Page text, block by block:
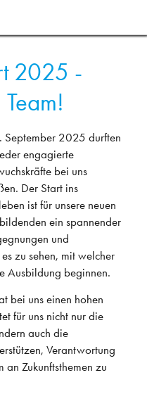
2025 -
September 2025 durften
engagierte
bei uns
Der Start ins
ist für unsere neuen
ein spannender
und
zu sehen, mit welcher
Ausbildung beginnen.
bei uns einen hohen
für uns nicht nur die
auch die
Verantwortung
an Zukunftsthemen zu